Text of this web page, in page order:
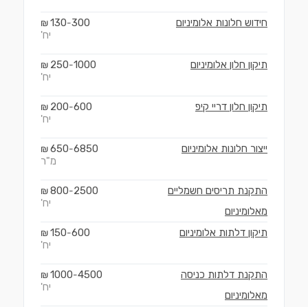
חידוש חלונות אלומיניום 130-300
₪
יח'
תיקון חלון אלומיניום 250-1000
₪
יח'
תיקון חלון דריי קיפ 200-600
₪
יח'
ייצור חלונות אלומיניום 650-6850
₪
מ"ר
התקנת תריסים חשמליים
מאלומיניום
800-2500
₪
יח'
תיקון דלתות אלומיניום 150-600
₪
יח'
התקנת דלתות כניסה
מאלומיניום
1000-4500
₪
יח'